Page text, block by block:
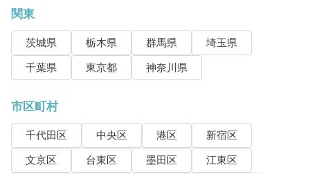
関東
茨城県 栃木県 群馬県
埼玉県
千葉県
東京都 神奈川県
市区町村
千代田区 中央区 港区
新宿区
文京区
台東区 墨田区
江東区